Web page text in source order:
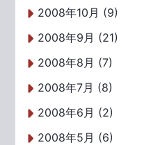
2008年10月 (9)
2008年9月 (21)
2008年8月 (7)
2008年7月 (8)
2008年6月 (2)
2008年5月 (6)